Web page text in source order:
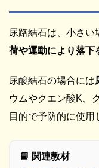
尿路結石は、小さい
荷や運動により落下
尿酸結石の場合には
ウムやクエン酸K、
目的で予防的に使用
📘 関連教材